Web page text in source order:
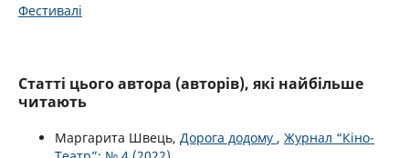
Фестивалі
Статті цього автора (авторів), які найбільше
читають
Маргарита Швець, Дорога додому , Журнал “Кіно-